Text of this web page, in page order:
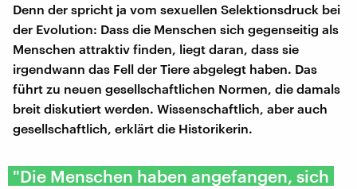
Denn der spricht ja vom sexuellen Selektionsdruck bei
der Evolution: Dass die Menschen sich gegenseitig als
Menschen attraktiv finden, liegt daran, dass sie
irgendwann das Fell der Tiere abgelegt haben. Das
führt zu neuen gesellschaftlichen Normen, die damals
breit diskutiert werden. Wissenschaftlich, aber auch
gesellschaftlich, erklärt die Historikerin.
"Die Menschen haben angefangen, sich